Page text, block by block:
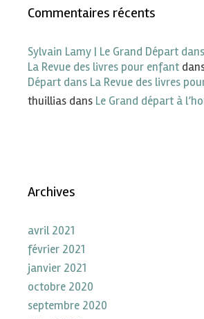
Commentaires récents
Sylvain Lamy | Le Grand Départ
La Revue des livres pour enfant
Départ dans La Revue des livres
thuillias dans Le Grand départ à
Archives
avril 2021
février 2021
janvier 2021
octobre 2020
septembre 2020